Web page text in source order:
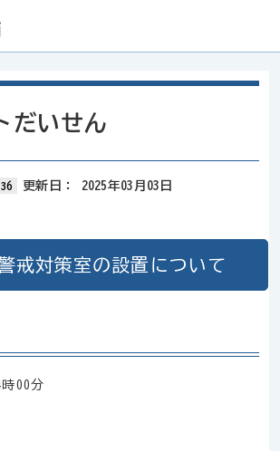
だいせん
更新日： 2025年03月03日
戒対策室の設置について
00分